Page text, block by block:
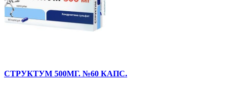
СТРУКТУМ 500МГ. №60 КАПС.